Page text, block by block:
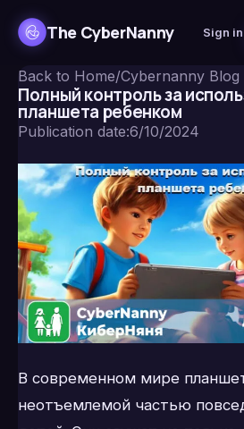
The CyberNanny Sign in
Back to Home/Cybernanny Blog
Полный контроль за
планшета ребенком
Publication date:6/10/2024
В современном мире
неотъемлемой частью